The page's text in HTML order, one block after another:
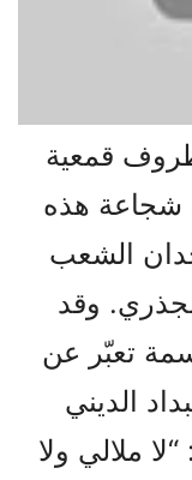
قمعية
شجاعة هذه
الشعب
وقد
تعبّر عن
الديني
ملالي ولا